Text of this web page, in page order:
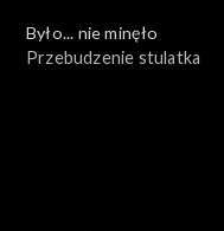
Było... nie minęło
Przebudzenie stulatka